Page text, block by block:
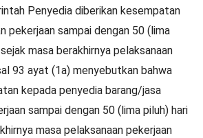
Penyedia diberikan kesempatan
pekerjaan sampai dengan 50 (lima
masa berakhirnya pelaksanaan
93 ayat (1a) menyebutkan bahwa
kepada penyedia barang/jasa
sampai dengan 50 (lima piluh) hari
masa pelaksanaan pekerjaan